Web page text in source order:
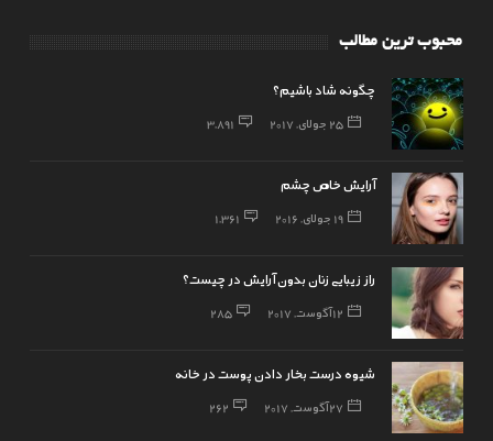
محبوب ترین مطالب
چگونه شاد باشیم؟
25 جولای, 2017 3,891
آرایش خاص چشم
19 جولای, 2016 1,361
راز زیبایی زنان بدون آرایش در چیست؟
12 آگوست, 2017 285
شیوه درست بخار دادن پوست در خانه
27 آگوست, 2017 262